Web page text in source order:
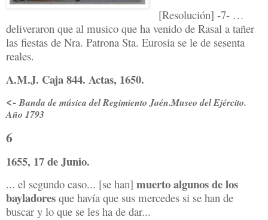
[Resolución] -7- …
deliveraron que al musico que ha venido de Rasal a tañer
las fiestas de Nra. Patrona Sta. Eurosia se le de sesenta
reales.
A.M.J. Caja 844. Actas, 1650.
<-Banda de música del Regimiento Jaén.Museo del Ejército.
Año 1793
6
1655, 17 de Junio.
... el segundo caso... [se han] muerto algunos de los
bayladores que havía que sus mercedes si se han de
buscar y lo que se les ha de dar...